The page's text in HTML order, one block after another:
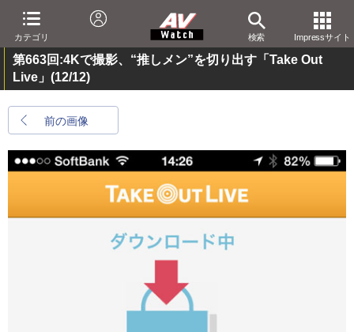
カテゴリ 検索 Impressサイト
第663回:4Kで撮影、“推しメン”を切り出す「Take Out
Live」 (12/12)
前の画像